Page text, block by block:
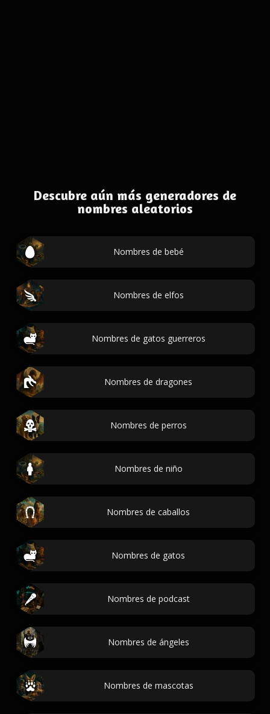
Descubre aún más generadores de
nombres aleatorios
Nombres de bebé
Nombres de elfos
Nombres de gatos guerreros
Nombres de dragones
Nombres de perros
Nombres de niño
Nombres de caballos
Nombres de gatos
Nombres de podcast
Nombres de ángeles
Nombres de mascotas